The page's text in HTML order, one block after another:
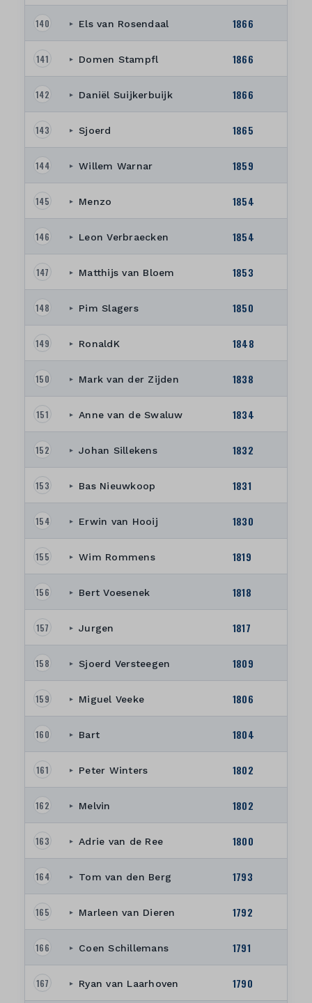
140 ▸ Els van Rosendaal 1866
141 ▸ Domen Stampfl 1866
142 ▸ Daniël Suijkerbuijk 1866
143 ▸ Sjoerd 1865
144 ▸ Willem Warnar 1859
145 ▸ Menzo 1854
146 ▸ Leon Verbraecken 1854
147 ▸ Matthijs van Bloem 1853
148 ▸ Pim Slagers 1850
149 ▸ RonaldK 1848
150 ▸ Mark van der Zijden 1838
151 ▸ Anne van de Swaluw 1834
152 ▸ Johan Sillekens 1832
153 ▸ Bas Nieuwkoop 1831
154 ▸ Erwin van Hooij 1830
155 ▸ Wim Rommens 1819
156 ▸ Bert Voesenek 1818
157 ▸ Jurgen 1817
158 ▸ Sjoerd Versteegen 1809
159 ▸ Miguel Veeke 1806
160 ▸ Bart 1804
161 ▸ Peter Winters 1802
162 ▸ Melvin 1802
163 ▸ Adrie van de Ree 1800
164 ▸ Tom van den Berg 1793
165 ▸ Marleen van Dieren 1792
166 ▸ Coen Schillemans 1791
167 ▸ Ryan van Laarhoven 1790